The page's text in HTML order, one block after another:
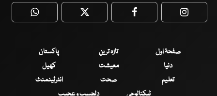
WhatsApp Twitter Facebook
صفحۂ اول تازہ ترین
پاکستان
دنیا
معیشت
کھیل
تعلیم
صحت
انٹرٹینمنٹ